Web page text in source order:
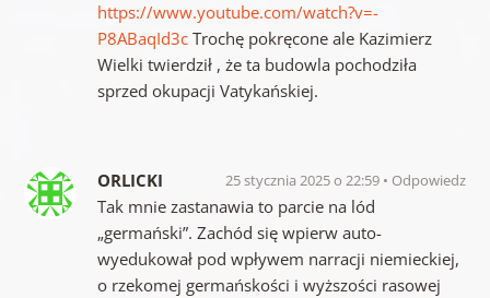
https://www.youtube.com/watch?v=-
P8ABaqId3cTrochę pokręcone ale Kazimierz
Wielki twierdził , że ta budowla pochodziła
sprzed okupacji Vatykańskiej.
ORLICKI 25 stycznia 2025 o 22:59 Odpowiedz
Tak mnie zastanawia to parcie na lód
„germański”. Zachód się wpierw auto-
wyedukował pod wpływem narracji niemieckiej,
o rzekomej germańskości i wyższości rasowej